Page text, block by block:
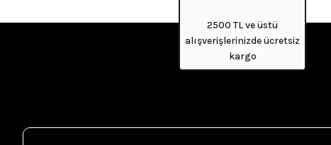
Çeşmibülbül Halka Kolye
2500 TL ve üstü
alışverişlerinizde ücretsiz
kargo